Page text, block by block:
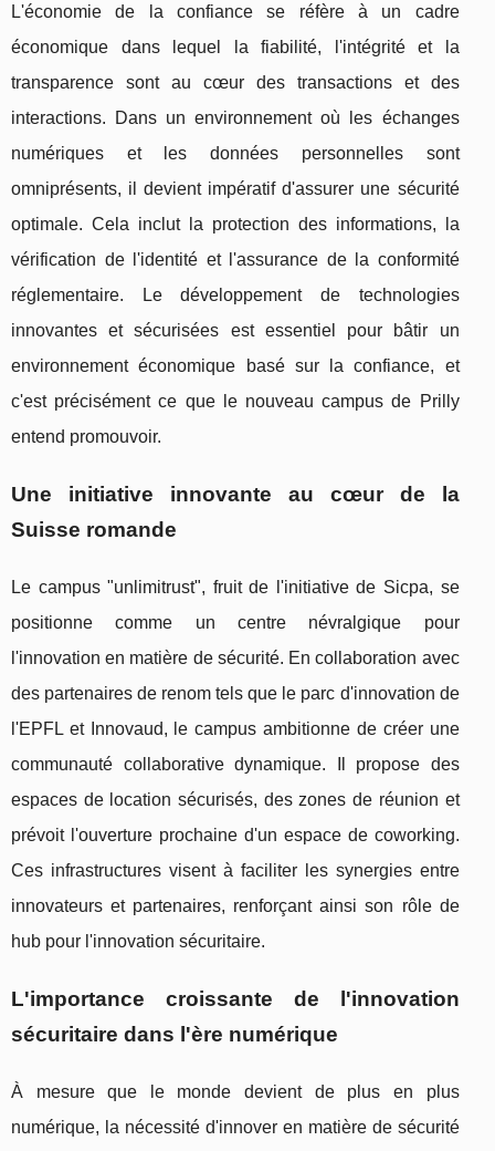
L'économie de la confiance se réfère à un cadre
économique dans lequel la fiabilité, l'intégrité et la
transparence sont au cœur des transactions et des
interactions. Dans un environnement où les échanges
numériques et les données personnelles sont
omniprésents, il devient impératif d'assurer une sécurité
optimale. Cela inclut la protection des informations, la
vérification de l'identité et l'assurance de la conformité
réglementaire. Le développement de technologies
innovantes et sécurisées est essentiel pour bâtir un
environnement économique basé sur la confiance, et
c'est précisément ce que le nouveau campus de Prilly
entend promouvoir.
Une initiative innovante au cœur de la
Suisse romande
Le campus "unlimitrust", fruit de l'initiative de Sicpa, se
positionne comme un centre névralgique pour
l'innovation en matière de sécurité. En collaboration avec
des partenaires de renom tels que le parc d'innovation de
l'EPFL et Innovaud, le campus ambitionne de créer une
communauté collaborative dynamique. Il propose des
espaces de location sécurisés, des zones de réunion et
prévoit l'ouverture prochaine d'un espace de coworking.
Ces infrastructures visent à faciliter les synergies entre
innovateurs et partenaires, renforçant ainsi son rôle de
hub pour l'innovation sécuritaire.
L'importance croissante de l'innovation
sécuritaire dans l'ère numérique
À mesure que le monde devient de plus en plus
numérique, la nécessité d'innover en matière de sécurité